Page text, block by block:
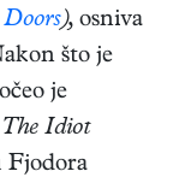
Doors), osniva
što je
je
The Idiot
Fjodora